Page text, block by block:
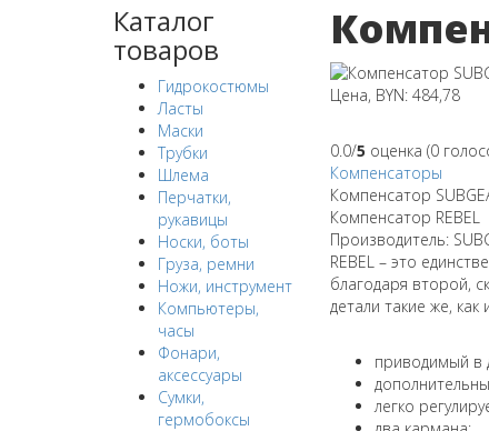
Каталог
товаров
Гидрокостюмы
Ласты
Маски
Трубки
Шлема
Перчатки,
рукавицы
Носки, боты
Груза, ремни
Ножи, инструмент
Компьютеры,
часы
Фонари,
аксессуары
Сумки,
гермобоксы
Цена, BYN: 484,78
0.0/5 оценка (0
Компенсаторы
Компенсатор
Компенсатор REBEL
Производитель:
REBEL – это
благодаря второй,
детали такие же,
приводимый в
легко